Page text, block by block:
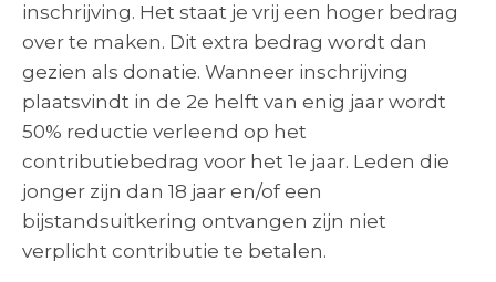
inschrijving. Het staat je vrij een hoger bedrag
over te maken. Dit extra bedrag wordt dan
gezien als donatie. Wanneer inschrijving
plaatsvindt in de 2e helft van enig jaar wordt
50% reductie verleend op het
contributiebedrag voor het 1e jaar. Leden die
jonger zijn dan 18 jaar en/of een
bijstandsuitkering ontvangen zijn niet
verplicht contributie te betalen.